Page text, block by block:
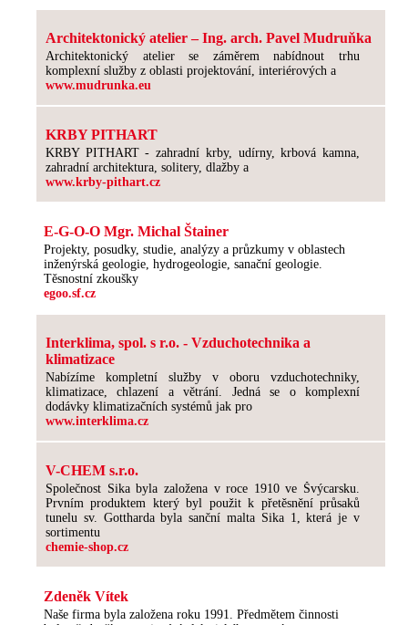
Architektonický atelier – Ing. arch. Pavel Mudruňka
Architektonický atelier se záměrem nabídnout trhu
komplexní služby z oblasti projektování, interiérových a
www.mudrunka.eu
KRBY PITHART
KRBY PITHART - zahradní krby, udírny, krbová kamna,
zahradní architektura, solitery, dlažby a
www.krby-pithart.cz
E-G-O-O Mgr. Michal Štainer
Projekty, posudky, studie, analýzy a průzkumy v oblastech
inženýrská geologie, hydrogeologie, sanační geologie.
Těsnostní zkoušky
egoo.sf.cz
Interklima, spol. s r.o. - Vzduchotechnika a
klimatizace
Nabízíme kompletní služby v oboru vzduchotechniky,
klimatizace, chlazení a větrání. Jedná se o komplexní
dodávky klimatizačních systémů jak pro
www.interklima.cz
V-CHEM s.r.o.
Společnost Sika byla založena v roce 1910 ve Švýcarsku.
Prvním produktem který byl použit k přetěsnění průsaků
tunelu sv. Gottharda byla sanční malta Sika 1, která je v
sortimentu
chemie-shop.cz
Zdeněk Vítek
Naše firma byla založena roku 1991. Předmětem činnosti